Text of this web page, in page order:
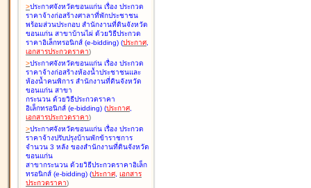
>ประกาศจังหวัดขอนแก่น เรื่อง ประกวด
ราคาจ้างก่อสร้างศาลาที่พักประชาชน
พร้อมส่วนประกอบ สำนักงานที่ดินจังหวัด
ขอนแก่น สาขาบ้านไผ่ ด้วยวิธีประกวด
ราคาอิเล็กทรอนิกส์ (e-bidding) (ประกาศ,
เอกสารประกวดราคา)
>ประกาศจังหวัดขอนแก่น เรื่อง ประกวด
ราคาจ้างก่อสร้างห้องน้ำประชาชนและ
ห้องน้ำคนพิการ สำนักงานที่ดินจังหวัด
ขอนแก่น สาขา
กระนวน ด้วยวิธีประกวดราคา
อิเล็กทรอนิกส์ (e-bidding) (ประกาศ,
เอกสารประกวดราคา)
>ประกาศจังหวัดขอนแก่น เรื่อง ประกวด
ราคาจ้างปรับปรุงบ้านพักข้าราชการ
จำนวน 3 หลัง ของสำนักงานที่ดินจังหวัด
ขอนแก่น
สาขากระนวน ด้วยวิธีประกวดราคาอิเล็ก
ทรอนิกส์ (e-bidding) (ประกาศ, เอกสาร
ประกวดราคา)